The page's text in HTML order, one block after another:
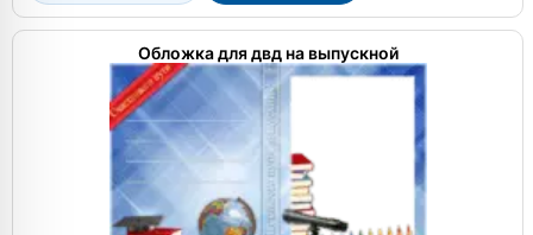
Обложка для двд на выпускной